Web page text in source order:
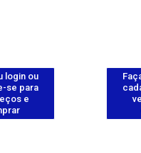
login ou
se para
e